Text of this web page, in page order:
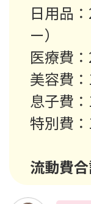
日用品
ー）
医療費
美容費
息子費
特別費
流動費